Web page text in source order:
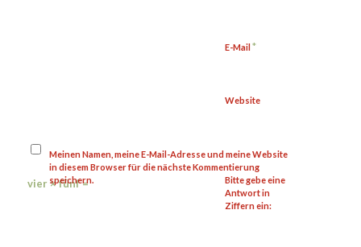
E-Mail*
Website
Meinen Namen, meine E-Mail-Adresse und meine Website
in diesem Browser für die nächste Kommentierung
speichern.
Bitte gebe eine
Antwort in
Ziffern ein:
vier × fünf =